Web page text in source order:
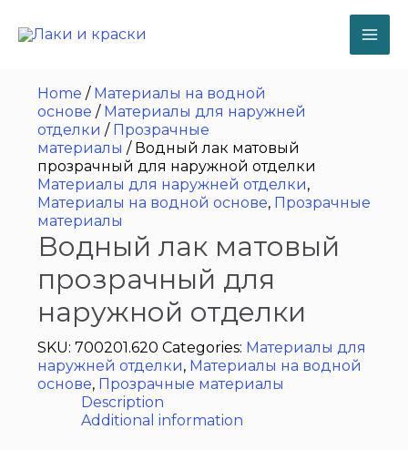
содержимому
Home / Материалы на водной
основе / Материалы для наружней
отделки / Прoзрaчные
мaтериалы / Водный лак матовый
прозрачный для наружной отделки
Материалы для наружней отделки,
Материалы на водной основе, Прoзрaчные
мaтериалы
Водный лак матовый
прозрачный для
наружной отделки
SKU: 700201.620 Categories: Материалы для
наружней отделки, Материалы на водной
основе, Прoзрaчные мaтериалы
Description
Additional information